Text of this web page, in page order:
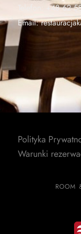
+48 62
Email:
ROOM
Polityka
Warunki